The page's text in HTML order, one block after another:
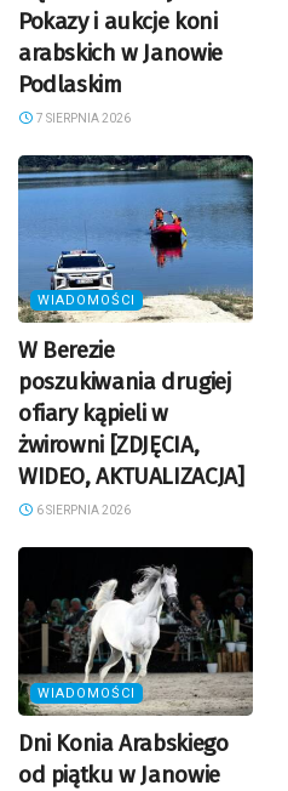
Pokazy i aukcje koni
arabskich w Janowie
Podlaskim
7 SIERPNIA 2026
WIADOMOŚCI
W Berezie
poszukiwania drugiej
ofiary kąpieli w
żwirowni [ZDJĘCIA,
WIDEO, AKTUALIZACJA]
6 SIERPNIA 2026
WIADOMOŚCI
Dni Konia Arabskiego
od piątku w Janowie